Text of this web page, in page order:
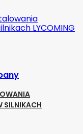
SILNIKACH